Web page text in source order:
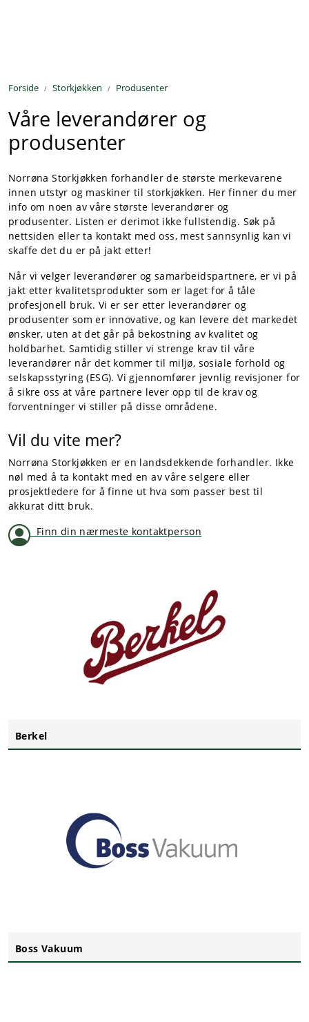
Forside Storkjøkken Produsenter
Våre leverandører og
produsenter
Norrøna Storkjøkken forhandler de største merkevarene
innen utstyr og maskiner til storkjøkken. Her finner du mer
info om noen av våre største leverandører og
produsenter. Listen er derimot ikke fullstendig. Søk på
nettsiden eller ta kontakt med oss, mest sannsynlig kan vi
skaffe det du er på jakt etter!
Når vi velger leverandører og samarbeidspartnere, er vi på
jakt etter kvalitetsprodukter som er laget for å tåle
profesjonell bruk. Vi er ser etter leverandører og
produsenter som er innovative, og kan levere det markedet
ønsker, uten at det går på bekostning av kvalitet og
holdbarhet. Samtidig stiller vi strenge krav til våre
leverandører når det kommer til miljø, sosiale forhold og
selskapsstyring (ESG). Vi gjennomfører jevnlig revisjoner for
å sikre oss at våre partnere lever opp til de krav og
forventninger vi stiller på disse områdene.
Vil du vite mer?
Norrøna Storkjøkken er en landsdekkende forhandler. Ikke
nøl med å ta kontakt med en av våre selgere eller
prosjektledere for å finne ut hva som passer best til
akkurat ditt bruk.
Finn din nærmeste kontaktperson
Berkel
Boss Vakuum
Storkjøkken
Renhold & Vaskeri
Reservedeler
Service
OUTLET
Løsninger
Tjenester
Bransjer